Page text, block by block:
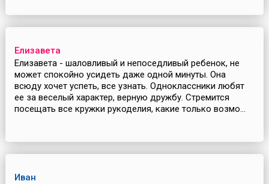
Елизавета
Елизавета - шаловливый и непоседливый ребенок, не
может спокойно усидеть даже одной минуты. Она
всюду хочет успеть, все узнать. Одноклассники любят
ее за веселый характер, верную дружбу. Стремится
посещать все кружки рукоделия, какие только возмо...
Иван